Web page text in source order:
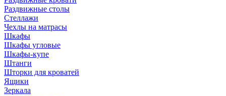
Раздвижные столы
Стеллажи
Чехлы на матрасы
Шкафы
Шкафы угловые
Шкафы-купе
Штанги
Шторки для кроватей
Ящики
Зеркала